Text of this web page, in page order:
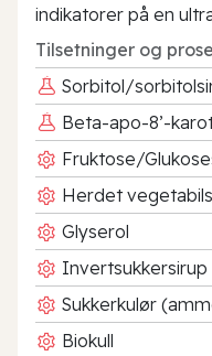
indikatorer på en
Tilsetninger og
Sorbitol/
Beta-apo-8’-
Fruktose/
Herdet
Glyserol
Invertsukkersirup
Sukkerkulør
Biokull